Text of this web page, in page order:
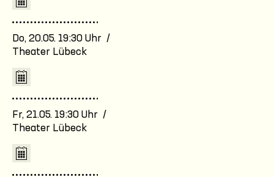
Do, 20.05. 19:30 Uhr /
Theater Lübeck
Fr, 21.05. 19:30 Uhr /
Theater Lübeck